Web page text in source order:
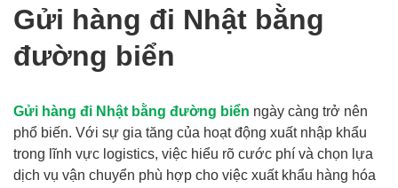
Gửi hàng đi Nhật bằng
đường biển
Gửi hàng đi Nhật bằng đường biển ngày càng trở nên
phổ biến. Với sự gia tăng của hoạt động xuất nhập khẩu
trong lĩnh vực logistics, việc hiểu rõ cước phí và chọn lựa
dịch vụ vận chuyển phù hợp cho việc xuất khẩu hàng hóa